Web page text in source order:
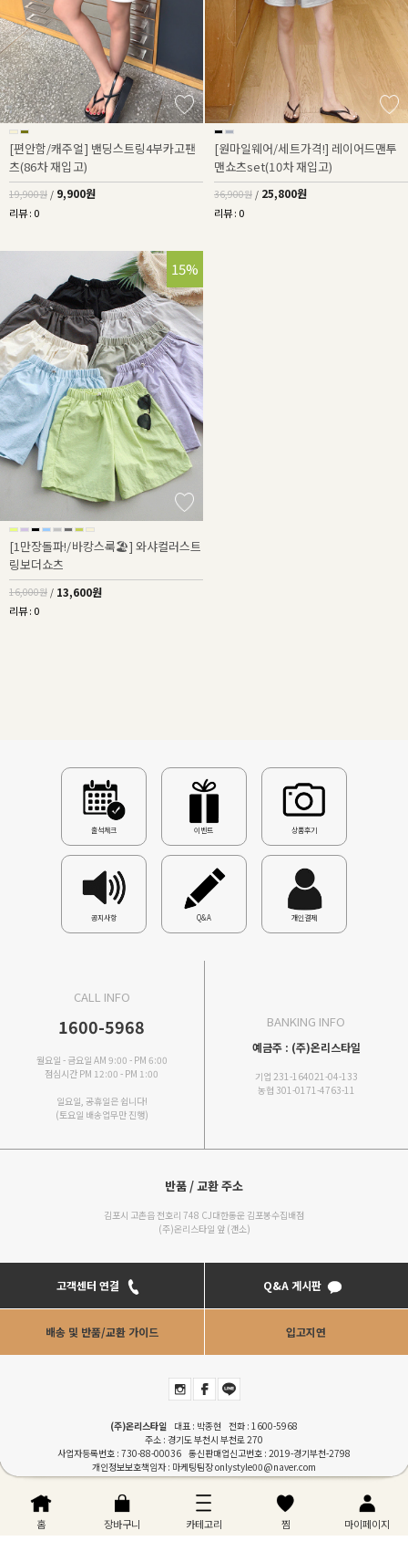
[편안함/캐주얼] 밴딩스트링4부카고팬
츠(86차 재입고)
19,900원 / 9,900원
리뷰 : 0
[원마일웨어/세트가격!] 레이어드맨투
맨쇼츠set(10차 재입고)
36,900원 / 25,800원
리뷰 : 0
15%
[1만장돌파!/바캉스룩🏖️] 와샤컬러스트
링보더쇼츠
16,000원 / 13,600원
리뷰 : 0
홈 장바구니 카테고리 찜 마이페이지
출석체크 이벤트 상품후기
공지사항 Q&A 개인결제
CALL INFO
1600-5968
월요일 - 금요일 AM 9:00 - PM 6:00
점심시간 PM 12:00 - PM 1:00
일요일, 공휴일은 쉽니다!
(토요일 배송업무만 진행)
BANKING INFO
예금주 : (주)온리스타일
기업 231-164021-04-133
농협 301-0171-4763-11
반품 / 교환 주소
김포시 고촌읍 전호리 748 CJ대한통운 김포봉수집배점
(주)온리스타일 앞 (갠소)
고객센터 연결 Q&A 게시판
배송 및 반품/교환 가이드 입고지연
(주)온리스타일 대표 : 박종현 전화 : 1600-5968
주소 : 경기도 부천시 부천로 270
사업자등록번호 : 730-88-00036 통신판매업신고번호 : 2019-경기부천-2798
개인정보보호책임자 : 마케팅팀장onlystyle00@naver.com
COPYRIGHTⓒONLYSTYLE. ALL RIGHT RESERVERD. Designed byRENEWWAVE
이용안내
개인정보처리방침 PC버젼